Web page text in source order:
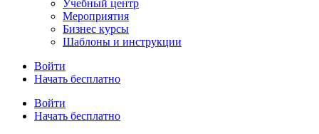
Учебный центр
Мероприятия
Бизнес курсы
Шаблоны и инструкции
Войти
Начать бесплатно
Войти
Начать бесплатно